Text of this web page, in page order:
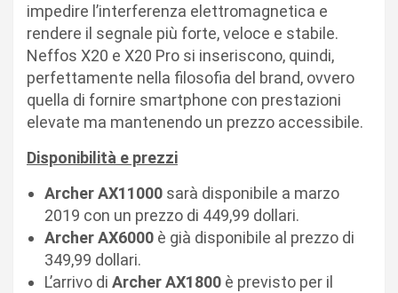
impedire l’interferenza elettromagnetica e
rendere il segnale più forte, veloce e stabile.
Neffos X20 e X20 Pro si inseriscono, quindi,
perfettamente nella filosofia del brand, ovvero
quella di fornire smartphone con prestazioni
elevate ma mantenendo un prezzo accessibile.
Disponibilità e prezzi
Archer AX11000 sarà disponibile a marzo
2019 con un prezzo di 449,99 dollari.
Archer AX6000 è già disponibile al prezzo di
349,99 dollari.
L’arrivo di Archer AX1800 è previsto per il